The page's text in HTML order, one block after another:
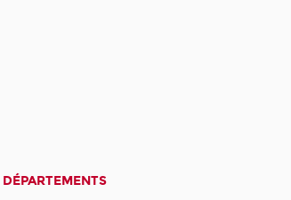
DÉPARTEMENTS